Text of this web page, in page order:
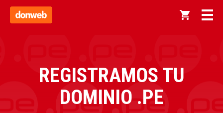
REGISTRAMOS TU
DOMINIO .PE